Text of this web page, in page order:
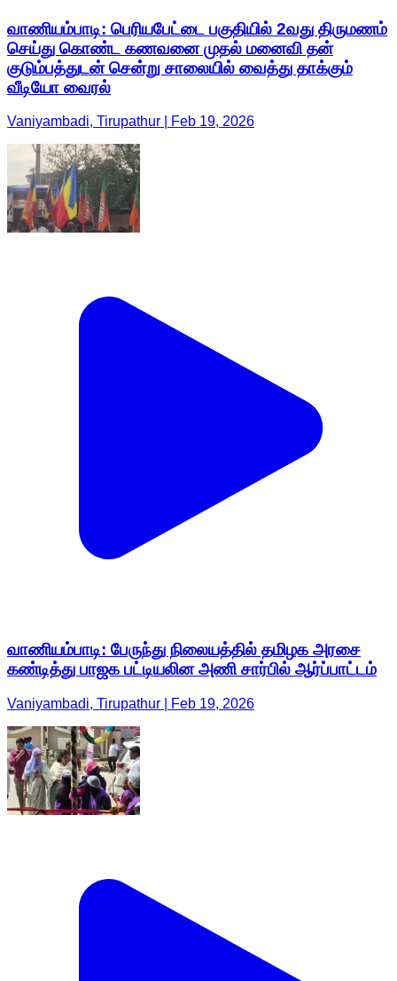
வாணியம்பாடி: பெரியபேட்டை பகுதியில் 2வது திருமணம்
செய்து கொண்ட கணவனை முதல் மனைவி தன்
குடும்பத்துடன் சென்று சாலையில் வைத்து தாக்கும்
வீடியோ வைரல்
Vaniyambadi, Tirupathur | Feb 19, 2026
வாணியம்பாடி: பேருந்து நிலையத்தில் தமிழக அரசை
கண்டித்து பாஜக பட்டியலின அணி சார்பில் ஆர்ப்பாட்டம்
Vaniyambadi, Tirupathur | Feb 19, 2026